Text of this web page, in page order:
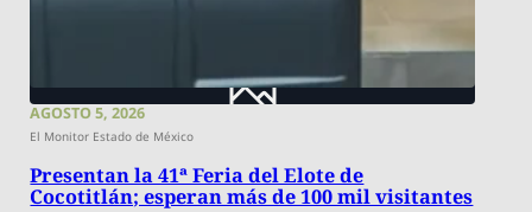
AGOSTO 5, 2026
El Monitor Estado de México
Presentan la 41ª Feria del Elote de
Cocotitlán; esperan más de 100 mil visitantes